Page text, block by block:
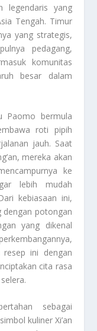
legendaris yang
Tengah. Timur
yang strategis,
pedagang,
komunitas
besar dalam
Paomo bermula
roti pipih
jauh. Saat
mereka akan
ke
lebih mudah
kebiasaan ini,
dengan potongan
yang dikenal
resep ini dengan
cita rasa
sebagai
kuliner Xi’an